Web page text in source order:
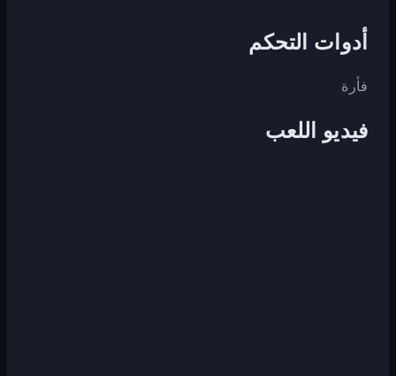
أدوات التحكم
فأرة
فيديو اللعب